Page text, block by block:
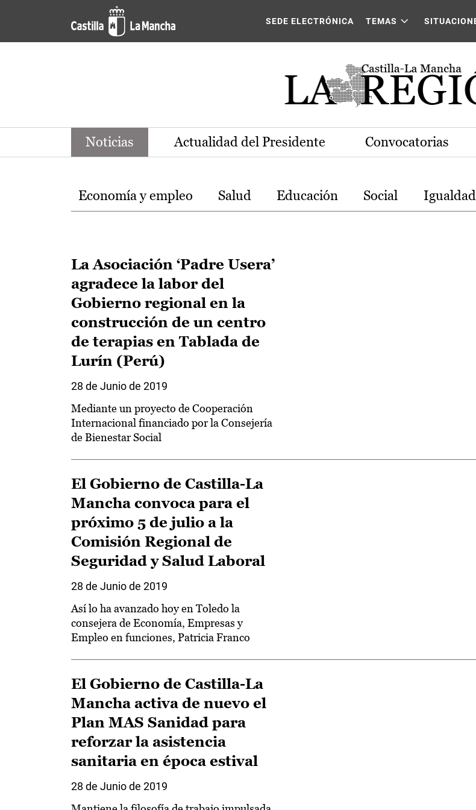
Pasar al contenido principal
Noticias de la región de Castilla-La Mancha
SEDE ELECTRÓNICA TEMAS
Noticias Actualidad del Presidente Convocatorias
Temas
Economía y empleo Salud Educación Social Igualdad
La Asociación ‘Padre Usera’
agradece la labor del
Gobierno regional en la
construcción de un centro
de terapias en Tablada de
Lurín (Perú)
28 de Junio de 2019
Mediante un proyecto de Cooperación
Internacional financiado por la Consejería
de Bienestar Social
El Gobierno de Castilla-La
Mancha convoca para el
próximo 5 de julio a la
Comisión Regional de
Seguridad y Salud Laboral
28 de Junio de 2019
Así lo ha avanzado hoy en Toledo la
consejera de Economía, Empresas y
Empleo en funciones, Patricia Franco
El Gobierno de Castilla-La
Mancha activa de nuevo el
Plan MAS Sanidad para
reforzar la asistencia
sanitaria en época estival
28 de Junio de 2019